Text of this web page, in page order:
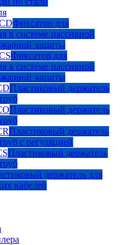
Фиксатор для
в системе пассивной
защиты
Фиксатор для
в системе пассивной
защиты
Пластиковый держатель
Пластиковый держатель
Пластиковый держатель
с регуляцией
Пластиковый держатель
держатель для
кабелей